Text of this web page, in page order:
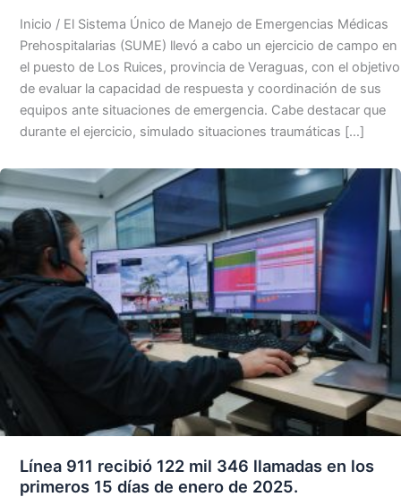
Inicio / El Sistema Único de Manejo de Emergencias Médicas
Prehospitalarias (SUME) llevó a cabo un ejercicio de campo en
el puesto de Los Ruices, provincia de Veraguas, con el objetivo
de evaluar la capacidad de respuesta y coordinación de sus
equipos ante situaciones de emergencia. Cabe destacar que
durante el ejercicio, simulado situaciones traumáticas […]
Línea 911 recibió 122 mil 346 llamadas en los
primeros 15 días de enero de 2025.